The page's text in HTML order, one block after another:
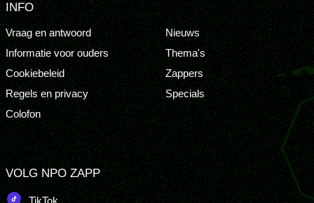
INFO
Vraag en antwoord
Informatie voor ouders
Cookiebeleid
Regels en privacy
Colofon
Nieuws
Thema's
Zappers
Specials
VOLG NPO ZAPP